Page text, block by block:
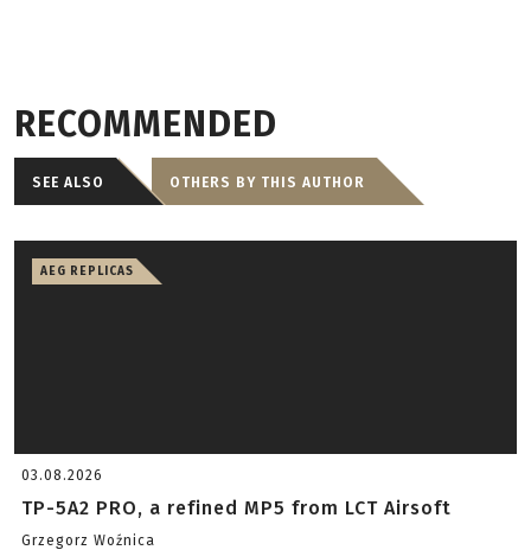
RECOMMENDED
SEE ALSO OTHERS BY THIS AUTHOR
AEG REPLICAS
03.08.2026
TP-5A2 PRO, a refined MP5 from LCT Airsoft
Grzegorz Woźnica